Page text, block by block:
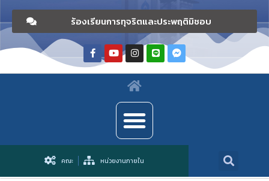
ร้องเรียนการทุจริตและประพฤติมิชอบ
คณะ หน่วยงานภายใน